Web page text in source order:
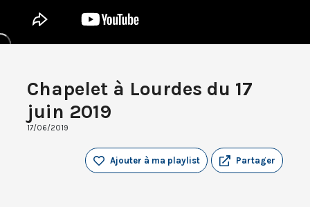
Chapelet à Lourdes du 17
juin 2019
17/06/2019
Partager
Ajouter à ma playlist